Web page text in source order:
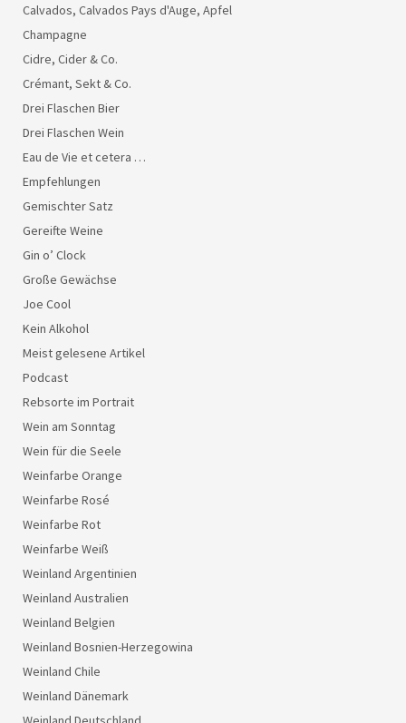
Calvados, Calvados Pays d'Auge, Apfel
Champagne
Cidre, Cider & Co.
Crémant, Sekt & Co.
Drei Flaschen Bier
Drei Flaschen Wein
Eau de Vie et cetera …
Empfehlungen
Gemischter Satz
Gereifte Weine
Gin o’ Clock
Große Gewächse
Joe Cool
Kein Alkohol
Meist gelesene Artikel
Podcast
Rebsorte im Portrait
Wein am Sonntag
Wein für die Seele
Weinfarbe Orange
Weinfarbe Rosé
Weinfarbe Rot
Weinfarbe Weiß
Weinland Argentinien
Weinland Australien
Weinland Belgien
Weinland Bosnien-Herzegowina
Weinland Chile
Weinland Dänemark